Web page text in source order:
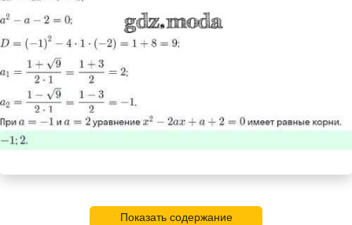
Показать содержание